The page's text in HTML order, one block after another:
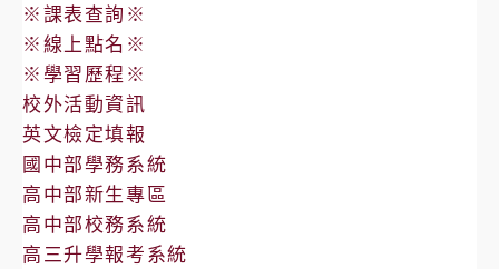
※課表查詢※
※線上點名※
※學習歷程※
校外活動資訊
英文檢定填報
國中部學務系統
高中部新生專區
高中部校務系統
高三升學報考系統